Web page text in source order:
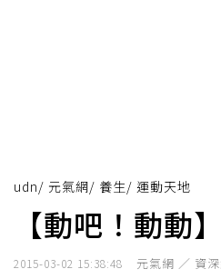
udn/ 元氣網/ 養生/ 運動天地
【動吧！動動
2015-03-02 15:38:48 元氣網 ／ 資